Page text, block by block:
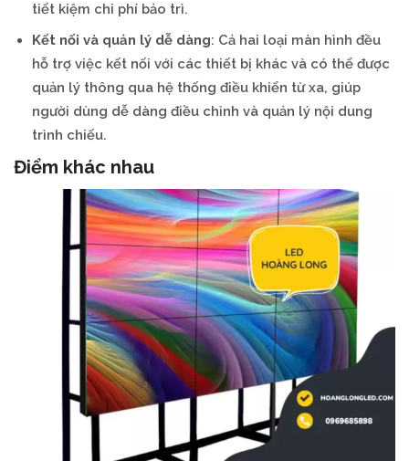
tiết kiệm chi phí bảo trì.
Kết nối và quản lý dễ dàng: Cả hai loại màn hình đều
hỗ trợ việc kết nối với các thiết bị khác và có thể được
quản lý thông qua hệ thống điều khiển từ xa, giúp
người dùng dễ dàng điều chỉnh và quản lý nội dung
trình chiếu.
Điểm khác nhau